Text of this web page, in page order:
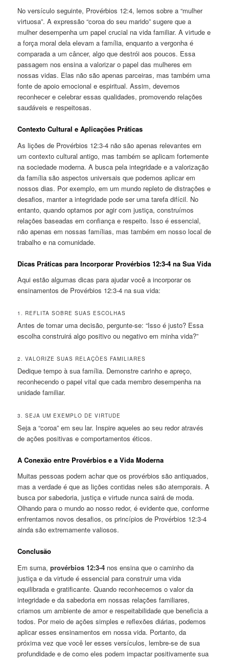
No versículo seguinte, Provérbios 12:4, lemos sobre a “mulher
virtuosa”. A expressão “coroa do seu marido” sugere que a
mulher desempenha um papel crucial na vida familiar. A virtude e
a força moral dela elevam a família, enquanto a vergonha é
comparada a um câncer, algo que destrói aos poucos. Essa
passagem nos ensina a valorizar o papel das mulheres em
nossas vidas. Elas não são apenas parceiras, mas também uma
fonte de apoio emocional e espiritual. Assim, devemos
reconhecer e celebrar essas qualidades, promovendo relações
saudáveis e respeitosas.
Contexto Cultural e Aplicações Práticas
As lições de Provérbios 12:3-4 não são apenas relevantes em
um contexto cultural antigo, mas também se aplicam fortemente
na sociedade moderna. A busca pela integridade e a valorização
da família são aspectos universais que podemos aplicar em
nossos dias. Por exemplo, em um mundo repleto de distrações e
desafios, manter a integridade pode ser uma tarefa difícil. No
entanto, quando optamos por agir com justiça, construímos
relações baseadas em confiança e respeito. Isso é essencial,
não apenas em nossas famílias, mas também em nosso local de
trabalho e na comunidade.
Dicas Práticas para Incorporar Provérbios 12:3-4 na Sua Vida
Aqui estão algumas dicas para ajudar você a incorporar os
ensinamentos de Provérbios 12:3-4 na sua vida:
1. REFLITA SOBRE SUAS ESCOLHAS
Antes de tomar uma decisão, pergunte-se: “Isso é justo? Essa
escolha construirá algo positivo ou negativo em minha vida?”
2. VALORIZE SUAS RELAÇÕES FAMILIARES
Dedique tempo à sua família. Demonstre carinho e apreço,
reconhecendo o papel vital que cada membro desempenha na
unidade familiar.
3. SEJA UM EXEMPLO DE VIRTUDE
Seja a “coroa” em seu lar. Inspire aqueles ao seu redor através
de ações positivas e comportamentos éticos.
A Conexão entre Provérbios e a Vida Moderna
Muitas pessoas podem achar que os provérbios são antiquados,
mas a verdade é que as lições contidas neles são atemporais. A
busca por sabedoria, justiça e virtude nunca sairá de moda.
Olhando para o mundo ao nosso redor, é evidente que, conforme
enfrentamos novos desafios, os princípios de Provérbios 12:3-4
ainda são extremamente valiosos.
Conclusão
Em suma,provérbios 12:3-4 nos ensina que o caminho da
justiça e da virtude é essencial para construir uma vida
equilibrada e gratificante. Quando reconhecemos o valor da
integridade e da sabedoria em nossas relações familiares,
criamos um ambiente de amor e respeitabilidade que beneficia a
todos. Por meio de ações simples e reflexões diárias, podemos
aplicar esses ensinamentos em nossa vida. Portanto, da
próxima vez que você ler esses versículos, lembre-se de sua
profundidade e de como eles podem impactar positivamente sua